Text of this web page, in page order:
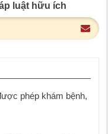
luật hữu ích
phép khám bệnh,